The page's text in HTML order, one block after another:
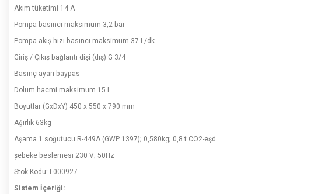
Akım tüketimi 14 A
Pompa basıncı maksimum 3,2 bar
Pompa akış hızı basıncı maksimum 37 L/dk
Giriş / Çıkış bağlantı dişi (dış) G 3/4
Basınç ayarı baypas
Dolum hacmi maksimum 15 L
Boyutlar (GxDxY) 450 x 550 x 790 mm
Ağırlık 63kg
Aşama 1 soğutucu R-449A (GWP 1397); 0,580kg; 0,8 t CO2-eşd.
şebeke beslemesi 230 V; 50Hz
Stok Kodu: L000927
Sistem İçeriği: